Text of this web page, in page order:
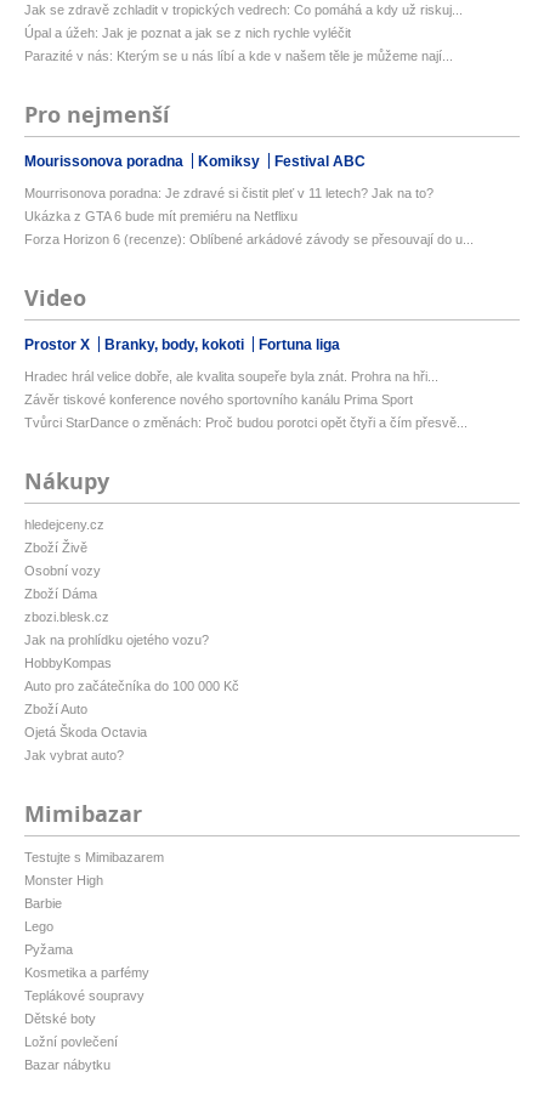
Jak se zdravě zchladit v tropických vedrech: Co pomáhá a kdy už riskuj...
Úpal a úžeh: Jak je poznat a jak se z nich rychle vyléčit
Parazité v nás: Kterým se u nás líbí a kde v našem těle je můžeme nají...
Pro nejmenší
Mourissonova poradna Komiksy Festival ABC
Mourrisonova poradna: Je zdravé si čistit pleť v 11 letech? Jak na to?
Ukázka z GTA 6 bude mít premiéru na Netflixu
Forza Horizon 6 (recenze): Oblíbené arkádové závody se přesouvají do u...
Video
Prostor X Branky, body, kokoti Fortuna liga
Hradec hrál velice dobře, ale kvalita soupeře byla znát. Prohra na hři...
Závěr tiskové konference nového sportovního kanálu Prima Sport
Tvůrci StarDance o změnách: Proč budou porotci opět čtyři a čím přesvě...
Nákupy
hledejceny.cz
Zboží Živě
Osobní vozy
Zboží Dáma
zbozi.blesk.cz
Jak na prohlídku ojetého vozu?
HobbyKompas
Auto pro začátečníka do 100 000 Kč
Zboží Auto
Ojetá Škoda Octavia
Jak vybrat auto?
Mimibazar
Testujte s Mimibazarem
Monster High
Barbie
Lego
Pyžama
Kosmetika a parfémy
Teplákové soupravy
Dětské boty
Ložní povlečení
Bazar nábytku